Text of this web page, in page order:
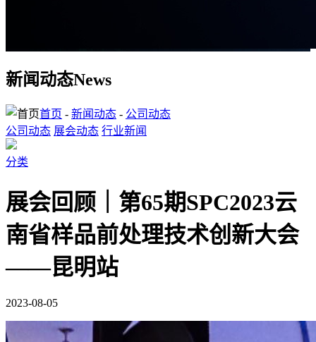
新闻动态News
首页 - 新闻动态 - 公司动态
公司动态 展会动态 行业新闻
分类
展会回顾｜第65期SPC2023云
南省样品前处理技术创新大会
——昆明站
2023-08-05